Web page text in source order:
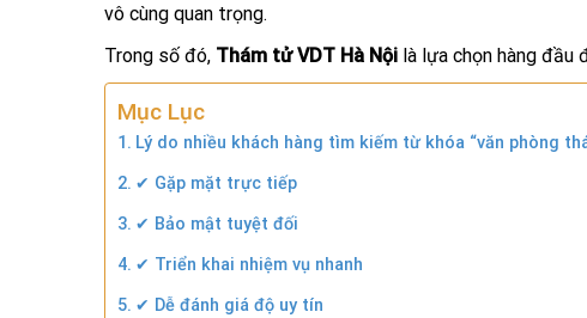
vô cùng quan trọng.
Trong số đó, Thám tử VDT Hà Nội là lựa chọn hàng đầu
Mục Lục
Lý do nhiều khách hàng tìm kiếm từ khóa “văn phòng
✔ Gặp mặt trực tiếp
✔ Bảo mật tuyệt đối
✔ Triển khai nhiệm vụ nhanh
✔ Dễ đánh giá độ uy tín